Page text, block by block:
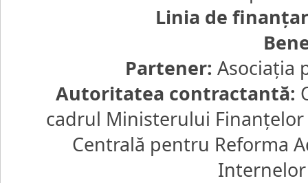
Linia de
Partener: Asociaţia
Autoritatea contractantă:
cadrul Ministerului
Centrală pentru Reforma